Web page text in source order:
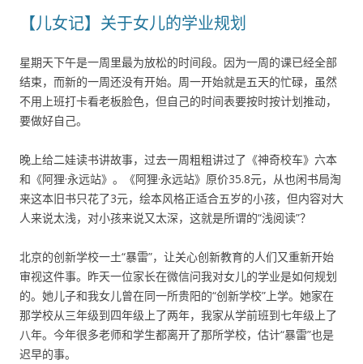
【儿女记】关于女儿的学业规划
星期天下午是一周里最为放松的时间段。因为一周的课已经全部
结束，而新的一周还没有开始。周一开始就是五天的忙碌，虽然
不用上班打卡看老板脸色，但自己的时间表要按时按计划推动，
要做好自己。
晚上给二娃读书讲故事，过去一周粗粗讲过了《神奇校车》六本
和《阿狸·永远站》。《阿狸·永远站》原价35.8元，从也闲书局淘
来这本旧书只花了3元，绘本风格正适合五岁的小孩，但内容对大
人来说太浅，对小孩来说又太深，这就是所谓的“浅阅读”？
北京的创新学校一土“暴雷”，让关心创新教育的人们又重新开始
审视这件事。昨天一位家长在微信问我对女儿的学业是如何规划
的。她儿子和我女儿曾在同一所贵阳的“创新学校”上学。她家在
那学校从三年级到四年级上了两年，我家从学前班到七年级上了
八年。今年很多老师和学生都离开了那所学校，估计“暴雷”也是
迟早的事。